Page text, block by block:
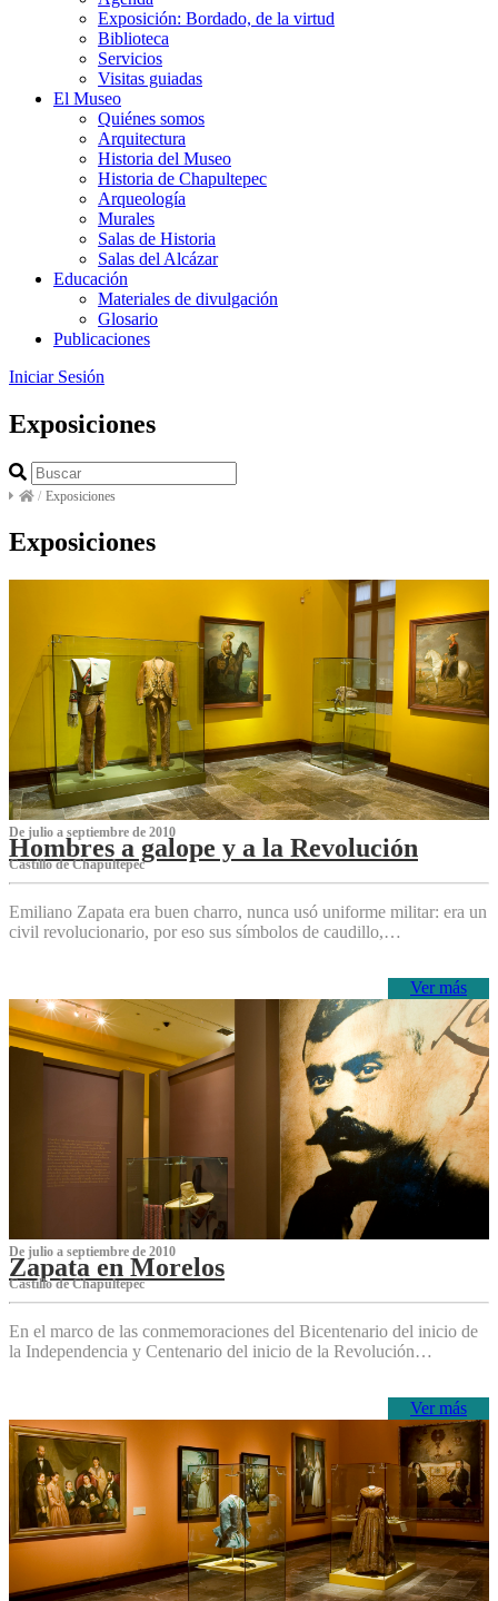
Exposición: Bordado, de la virtud
Biblioteca
Servicios
Visitas guiadas
El Museo
Quiénes somos
Arquitectura
Historia del Museo
Historia de Chapultepec
Arqueología
Murales
Salas de Historia
Salas del Alcázar
Educación
Materiales de divulgación
Glosario
Publicaciones
Iniciar Sesión
Exposiciones
/ Exposiciones
Exposiciones
De julio a septiembre de 2010
Hombres a galope y a la Revolución
Castillo de Chapultepec
Emiliano Zapata era buen charro, nunca usó uniforme militar: era un
civil revolucionario, por eso sus símbolos de caudillo,…
Ver más
De julio a septiembre de 2010
Zapata en Morelos
Castillo de Chapultepec
En el marco de las conmemoraciones del Bicentenario del inicio de
la Independencia y Centenario del inicio de la Revolución…
Ver más